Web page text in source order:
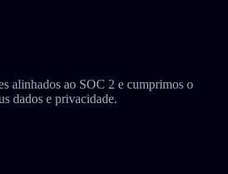
alinhados ao SOC 2 e cumprimos o
dados e privacidade.